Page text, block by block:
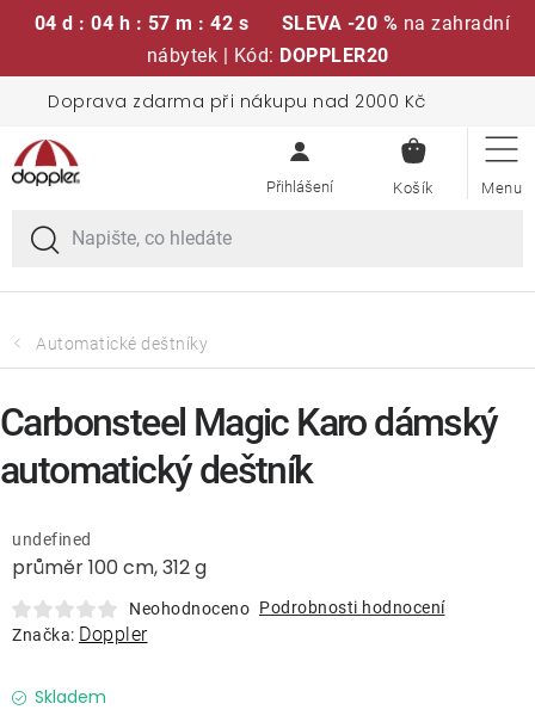
04 d : 04 h : 57 m : 42 s SLEVA -20 % na zahradní
nábytek | Kód: DOPPLER20
obsah
Doprava zdarma při nákupu nad 2000 Kč
KOŠÍK
Sedací soupravy
Slunečníky
Křesla a židle
Lavice a houpačky
Lehátka
Doplňky
Deštníky
Automatické deštníky
průměr 100 cm, 312 g
undefined
Neohodnoceno Podrobnosti hodnocení
Značka: Doppler
Skladem
Carbonsteel Magic Karo dámský
automatický deštník